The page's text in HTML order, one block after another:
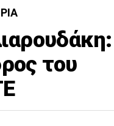
του